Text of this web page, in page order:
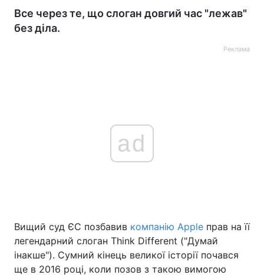
Все через те, що слоган довгий час "лежав"
без діла.
Реклама
ad
Вищий суд ЄС позбавив компанію Apple прав на її
легендарний слоган Think Different ("Думай
інакше"). Сумний кінець великої історії почався
ще в 2016 році, коли позов з такою вимогою